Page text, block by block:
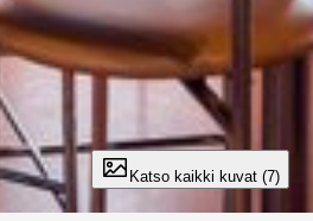
Katso kaikki kuvat (7)